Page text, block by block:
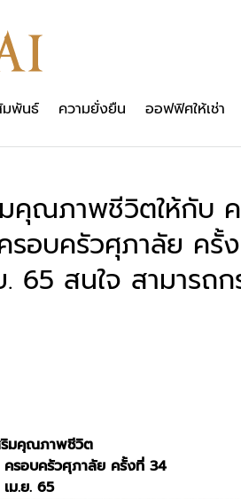
พันธ์ ความยั่งยืน ออฟฟิศให้เช่า
คุณภาพชีวิตให้กับ
อบครัวศุภาลัย ครั้
65 สนใจ สามารถ
ริมคุณภาพชีวิต
รอบครัวศุภาลัย ครั้งที่ 34
ม.ย. 65